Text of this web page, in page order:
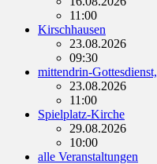
11:00
Kirschhausen
23.08.2026
09:30
mittendrin-
23.08.2026
11:00
Spielplatz-Kirche
29.08.2026
10:00
alle Veranstaltungen